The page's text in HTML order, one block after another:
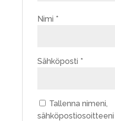
Nimi *
Sähköposti *
Tallenna nimeni,